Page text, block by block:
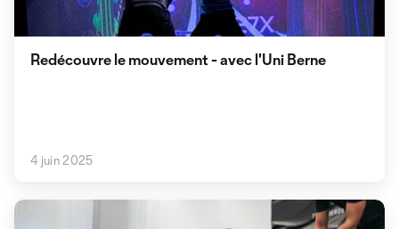
Redécouvre le mouvement - avec l'Uni Berne
4 juin 2025